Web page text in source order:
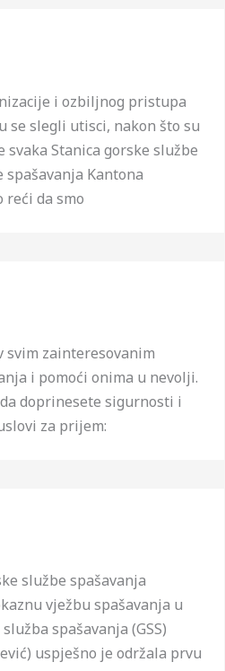
i ozbiljnog pristupa
se slegli utisci, nakon što su
Stanica gorske službe
Kantona
reći da smo
svim zainteresovanim
i pomoći onima u nevolji.
doprinesete sigurnosti i
za prijem:
službe spašavanja
vježbu spašavanja u
spašavanja (GSS)
uspješno je održala prvu